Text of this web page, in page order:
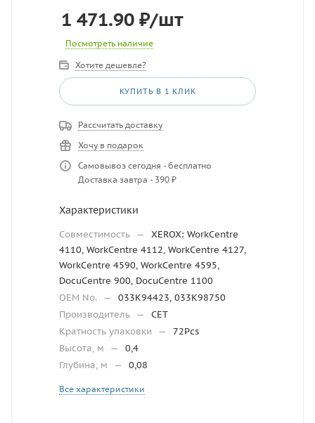
1 471.90 ₽/шт
Посмотреть наличие
Хотите дешевле?
КУПИТЬ В 1 КЛИК
Рассчитать доставку
Хочу в подарок
Самовывоз сегодня - бесплатно
Доставка завтра - 390 ₽
Характеристики
Совместимость —
XEROX: WorkCentre
4110, WorkCentre 4112, WorkCentre 4127,
WorkCentre 4590, WorkCentre 4595,
DocuCentre 900, DocuCentre 1100
OEM No.
—
033K94423, 033K98750
Производитель —
CET
Кратность упаковки
—
72Pcs
Высота, м
—
0,4
Глубина, м
— 0,08
Все характеристики